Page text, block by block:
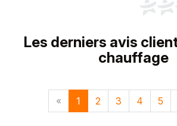
Les derniers avis
chauffage
« 1 2 3 4 5